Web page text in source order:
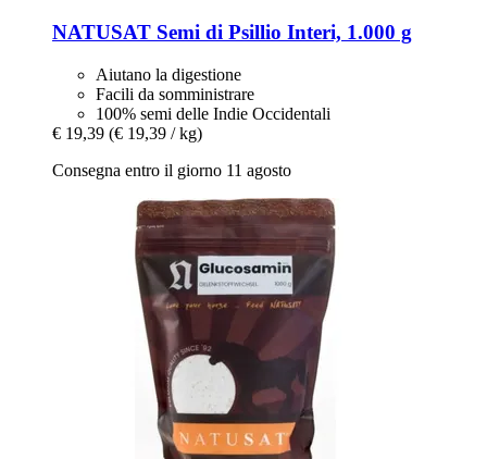
NATUSAT Semi di Psillio Interi, 1.000 g
Aiutano la digestione
Facili da somministrare
100% semi delle Indie Occidentali
€ 19,39 (€ 19,39 / kg)
Consegna entro il giorno 11 agosto